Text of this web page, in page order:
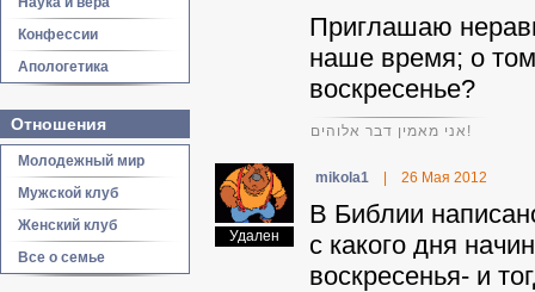
Конфессии
Апологетика
Отношения
Молодежный мир
Мужской клуб
Женский клуб
Все о семье
Приглашаю
наше время; о
воскресенье?
אני מאמין דבר אלוהים!
Удален
mikola1 26 Мая 2012
В Библии
с какого дня
воскресенья- и